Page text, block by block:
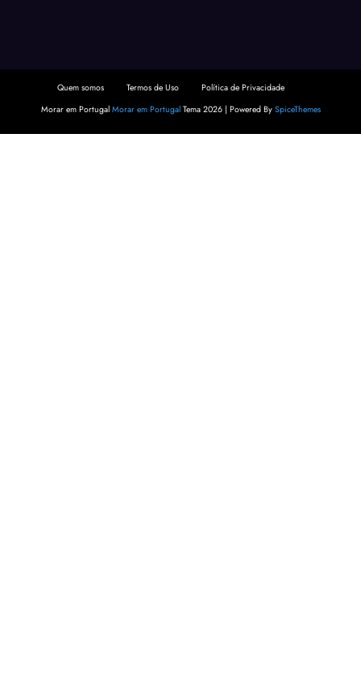
Quem somos Termos de Uso
Política de Privacidade
Morar em Portugal Morar em PortugalTema 2026 | Powered By SpiceThemes